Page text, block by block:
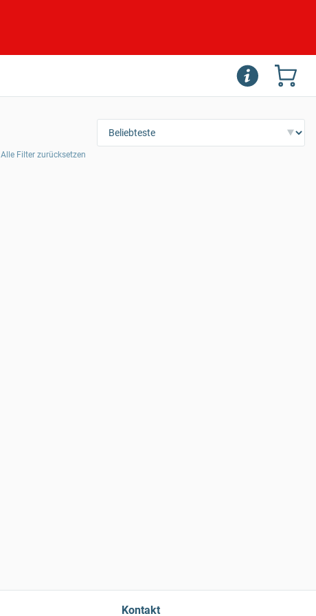
Alle Filter zurücksetzen
Kontakt